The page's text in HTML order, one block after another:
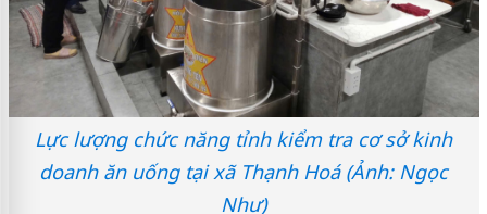
Lực lượng chức năng tỉnh kiểm tra cơ sở kinh
doanh ăn uống tại xã Thạnh Hoá (Ảnh: Ngọc
Như)